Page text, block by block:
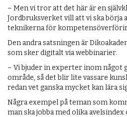
– Men vi tror att det här är en
Jordbruksverket vill att vi ska börja
teknikerna för
Den andra satsningen är
som sker digitalt via webbinarier.
– Vi bjuder in experter inom något
område, så det blir lite vassare
redan vet ganska mycket kan lära
Några exempel på teman som
man ska jobba med olika